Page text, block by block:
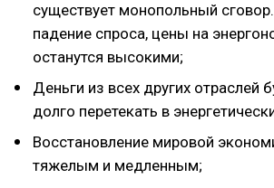
существует монопольный
падение спроса, цены на
останутся высокими;
Деньги из всех других отраслей
долго перетекать в
Восстановление мировой
тяжелым и медленным;